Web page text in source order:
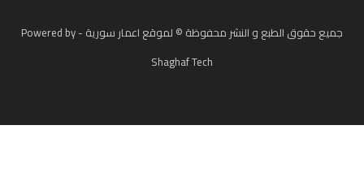
جميع حقوق الطبع و النشر محفوظة © لموقع اعمار سورية - Powered by
Shaghaf Tech